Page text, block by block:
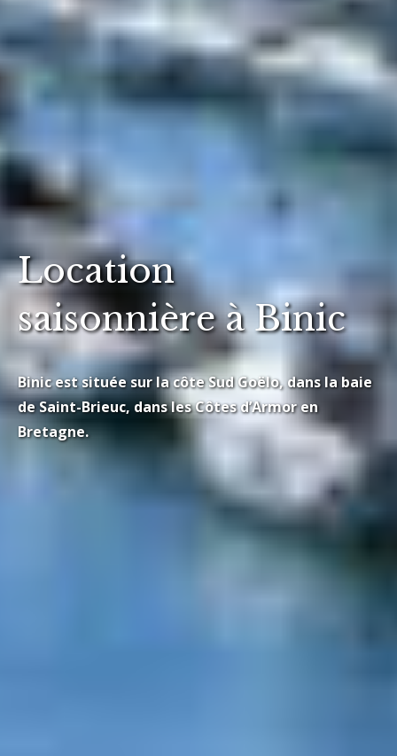
Location
saisonnière à Binic
Binic est située sur la côte Sud Goëlo, dans la baie
de Saint-Brieuc, dans les Côtes d’Armor en
Bretagne.